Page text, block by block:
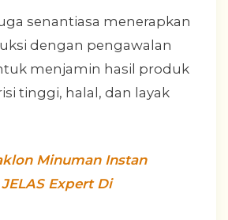
senantiasa menerapkan
dengan pengawalan
menjamin hasil produk
tinggi, halal, dan layak
Minuman Instan
Expert Di